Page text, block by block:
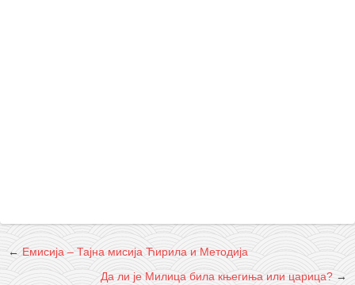
← Емисија – Тајна мисија Ћирила и Методија
Да ли је Милица била књегиња или царица? →